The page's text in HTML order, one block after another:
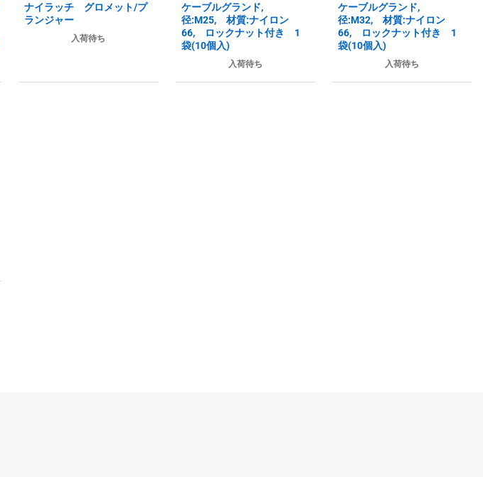
ナイラッチ グロメット/プ
ランジャー
入荷待ち
ケーブルグランド,
径:M25, 材質:ナイロン
66, ロックナット付き 1
袋(10個入)
入荷待ち
ケーブルグランド,
径:M32, 材質:ナイロン
66, ロックナット付き 1
袋(10個入)
入荷待ち